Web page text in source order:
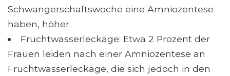
Schwangerschaftswoche eine Amniozentese
haben, höher.
Fruchtwasserleckage: Etwa 2 Prozent der
Frauen leiden nach einer Amniozentese an
Fruchtwasserleckage, die sich jedoch in den